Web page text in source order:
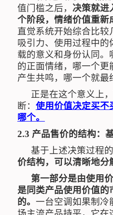
值门槛之后， 决策就进
个阶段，情绪价值重新
直觉系统开始综合比较
吸引力、使用过程中的
载的意义和身份认同。
的正面情绪，哪一个更
产生共鸣，哪一个就最
正是在这个意义上
断： 使用价值决定买不
哪个。
2.3 产品售价的结构：
基于上述决策过程的
价结构，可以清晰地分
第一部分是由使用
是同类产品使用价值的
的。 一台空调如果制冷